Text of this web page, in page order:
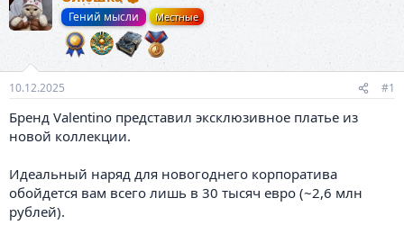
ы
л
а
Гений мысли Местные
10.12.2025 #1
Бренд Valentino представил эксклюзивное платье из
новой коллекции.
Идеальный наряд для новогоднего корпоратива
обойдется вам всего лишь в 30 тысяч евро (~2,6 млн
рублей).